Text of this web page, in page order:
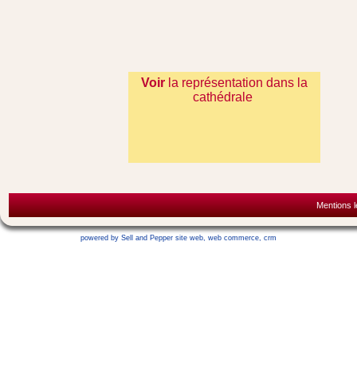
Voir la représentation dans la
cathédrale
Mentions
powered by Sell and Pepper site web, web commerce, crm